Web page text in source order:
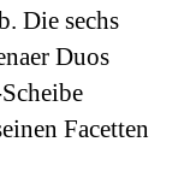
Die sechs
Duos
Facetten